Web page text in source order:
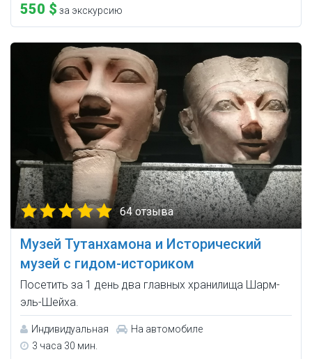
550 $ за экскурсию
64 отзыва
Музей Тутанхамона и Исторический
музей с гидом-историком
Посетить за 1 день два главных хранилища Шарм-
эль-Шейха.
Индивидуальная
На автомобиле
3 часа 30 мин.